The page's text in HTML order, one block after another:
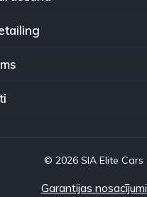
© 2026 SIA Elite Cars
Garantijas nosacījumi